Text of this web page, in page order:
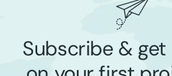
Subscribe &